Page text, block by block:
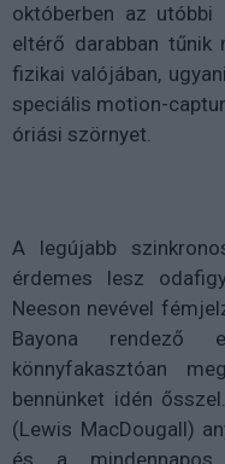
októberben az utóbbi
eltérő darabban
fizikai valójában,
speciális motion-
óriási szörnyet.
A legújabb
érdemes lesz
Neeson nevével
Bayona rendező
könnyfakasztóan
bennünket idén
(Lewis MacDougall)